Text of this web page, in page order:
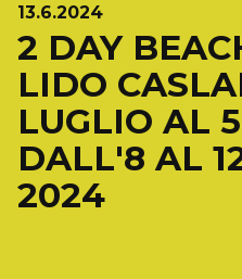
13.6.2024
2 DAY
LIDO
LUGLIO AL
DALL'8 AL
2024